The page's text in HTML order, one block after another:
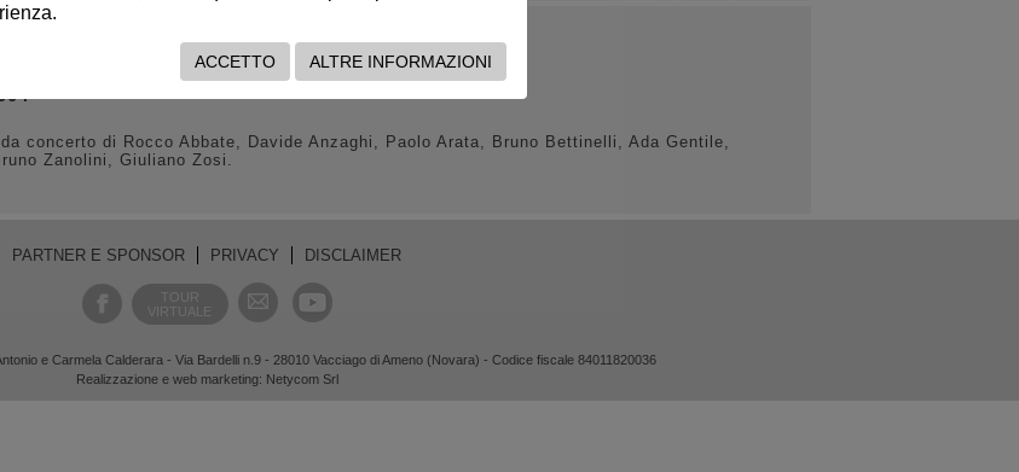
concerto di Rocco Abbate, Davide Anzaghi, Paolo Arata, Bruno Bettinelli, Ada Gentile,
Zanolini, Giuliano Zosi.
PARTNER E SPONSOR PRIVACY DISCLAIMER
TOUR
VIRTUALE
e Carmela Calderara - Via Bardelli n.9 - 28010 Vacciago di Ameno (Novara) - Codice fiscale 84011820036
Realizzazione e web marketing: Netycom Srl
ACCETTO ALTRE INFORMAZIONI